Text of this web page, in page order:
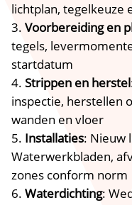
lichtplan, tegelkeuze
Voorbereiding en
tegels,
startdatum
Strippen en herstel
inspectie, herstellen
wanden en vloer
Installaties: Nieuw
Waterwerkbladen,
zones conform norm
Waterdichting: